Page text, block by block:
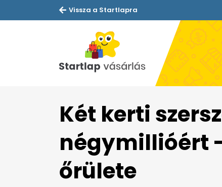
Vissza a Startlapra
Két kerti
négymillióért
őrülete